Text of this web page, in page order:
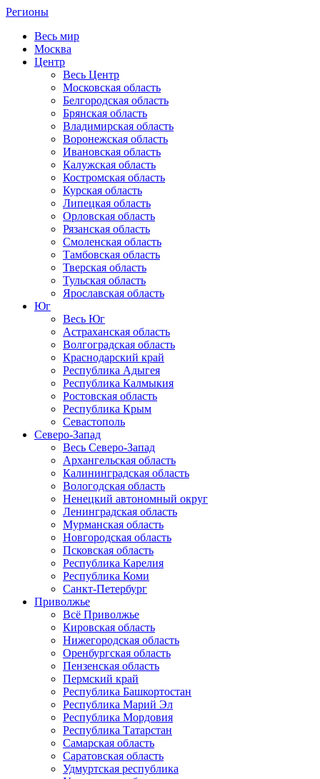
Регионы
Весь мир
Москва
Центр
Весь Центр
Московская область
Белгородская область
Брянская область
Владимирская область
Воронежская область
Ивановская область
Калужская область
Костромская область
Курская область
Липецкая область
Орловская область
Рязанская область
Смоленская область
Тамбовская область
Тверская область
Тульская область
Ярославская область
Юг
Весь Юг
Астраханская область
Волгоградская область
Краснодарский край
Республика Адыгея
Республика Калмыкия
Ростовская область
Республика Крым
Севастополь
Северо-Запад
Весь Северо-Запад
Архангельская область
Калининградская область
Вологодская область
Ненецкий автономный округ
Ленинградская область
Мурманская область
Новгородская область
Псковская область
Республика Карелия
Республика Коми
Санкт-Петербург
Приволжье
Всё Приволжье
Кировская область
Нижегородская область
Оренбургская область
Пензенская область
Пермский край
Республика Башкортостан
Республика Марий Эл
Республика Мордовия
Республика Татарстан
Самарская область
Саратовская область
Удмуртская республика